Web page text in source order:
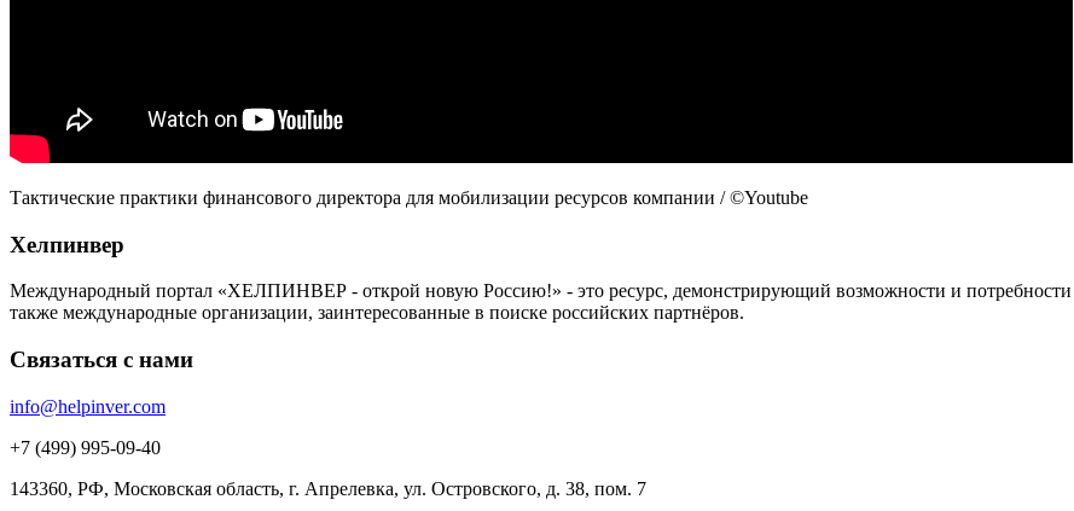
Тактические практики финансового директора для мобилизации ресурсов компании / ©Youtube
Хелпинвер
Международный портал «ХЕЛПИНВЕР - открой новую Россию!» - это ресурс, демонстрирующий возможности и потребности
также международные организации, заинтересованные в поиске российских партнёров.
Связаться с нами
info@helpinver.com
+7 (499) 995-09-40
143360, РФ, Московская область, г. Апрелевка, ул. Островского, д. 38, пом. 7